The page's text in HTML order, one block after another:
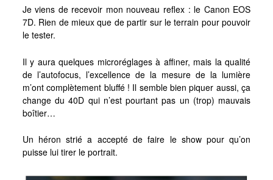
Entomofaune de la Réunion
Voyages et Reportages
Afrique du Sud, Western Cape, Novembre 2012
Maurice & Rodrigues, novembre 2011
Mayotte, janvier 2011
Je viens de recevoir mon nouveau reflex : le Canon EOS
7D. Rien de mieux que de partir sur le terrain pour pouvoir
le tester.
Il y aura quelques microréglages à affiner, mais la qualité
de l’autofocus, l’excellence de la mesure de la lumière
m’ont complètement bluffé ! Il semble bien piquer aussi, ça
change du 40D qui n’est pourtant pas un (trop) mauvais
boîtier…
Un héron strié a accepté de faire le show pour qu’on
puisse lui tirer le portrait.